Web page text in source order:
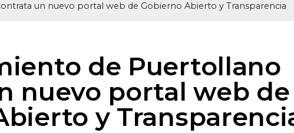
un nuevo portal web de Gobierno Abierto y Transparencia
de Puertollano
nuevo portal web de
y